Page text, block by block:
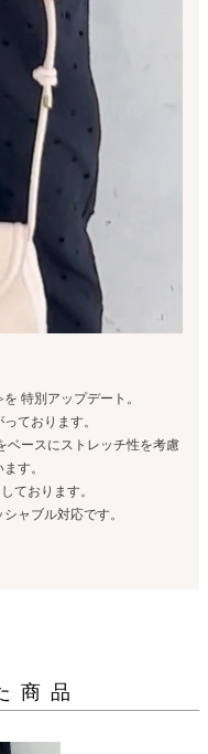
特別アップデート。
ております。
ベースにストレッチ性を考慮
す。
ております。
ャブル対応です。
商品